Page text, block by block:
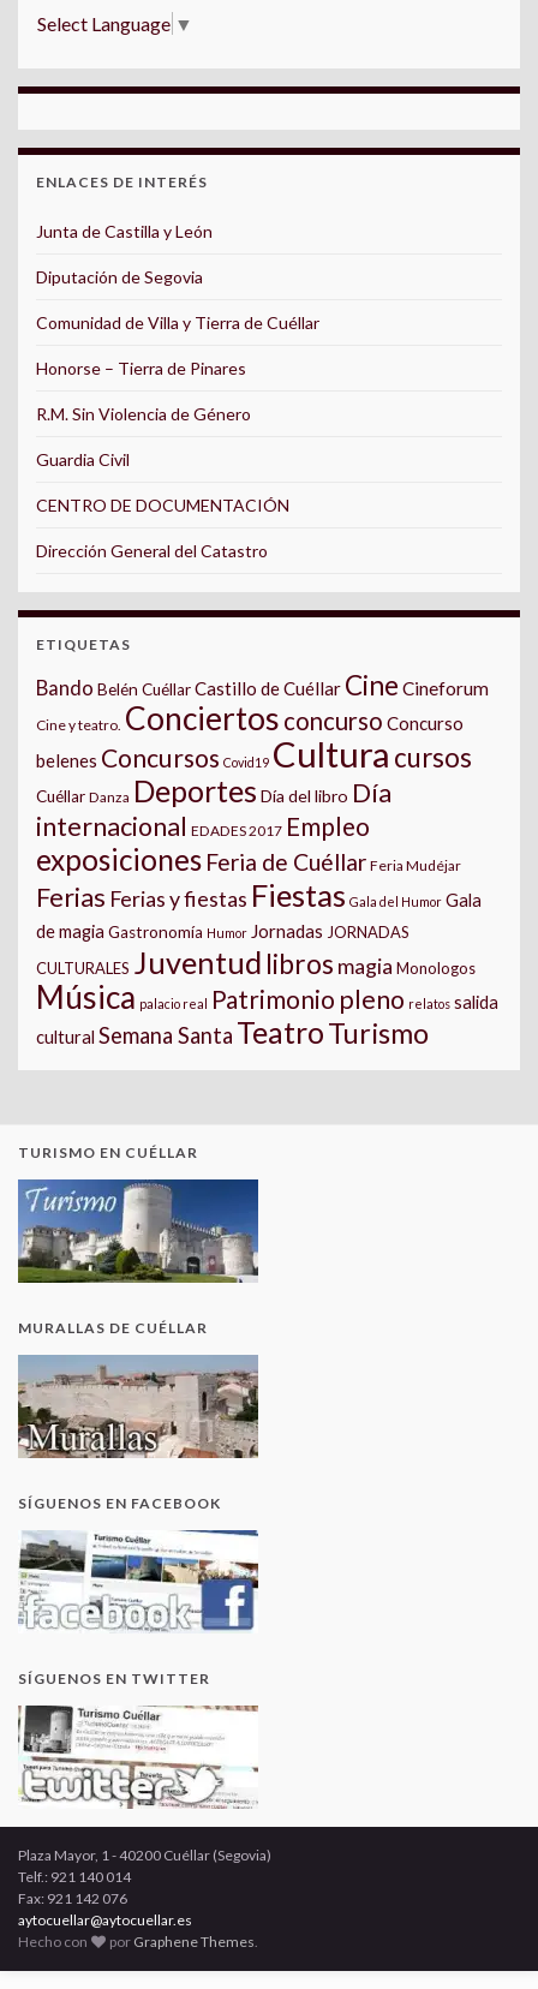
Select Language ▼
ENLACES DE INTERÉS
Junta de Castilla y León
Diputación de Segovia
Comunidad de Villa y Tierra de Cuéllar
Honorse – Tierra de Pinares
R.M. Sin Violencia de Género
Guardia Civil
CENTRO DE DOCUMENTACIÓN
Dirección General del Catastro
ETIQUETAS
Bando Belén CuéllarCastillo de Cuéllar Cine Cineforum
Cine y teatro. Conciertos concurso Concurso
belenes Concursos Covid19 Cultura cursos
Cuéllar Danza Deportes Día del libro Día
internacional EDADES 2017 Empleo
exposiciones Feria de Cuéllar Feria Mudéjar
Ferias Ferias y fiestas Fiestas Gala del Humor Gala
de magia Gastronomía Humor Jornadas JORNADAS
CULTURALES Juventud libros magia Monologos
Música palacio real Patrimonio pleno relatos salida
cultural Semana Santa TeatroTurismo
TURISMO EN CUÉLLAR
MURALLAS DE CUÉLLAR
SÍGUENOS EN FACEBOOK
SÍGUENOS EN TWITTER
Plaza Mayor, 1 - 40200 Cuéllar (Segovia)
Telf.: 921 140 014
Fax: 921 142 076
aytocuellar@aytocuellar.es
Hecho con
por Graphene Themes